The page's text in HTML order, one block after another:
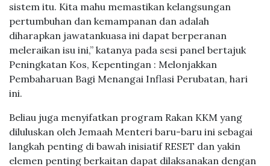
sistem itu. Kita mahu memastikan kelangsungan
pertumbuhan dan kemampanan dan adalah
diharapkan jawatankuasa ini dapat berperanan
meleraikan isu ini,” katanya pada sesi panel bertajuk
Peningkatan Kos, Kepentingan : Melonjakkan
Pembaharuan Bagi Menangai Inflasi Perubatan, hari
ini.
Beliau juga menyifatkan program Rakan KKM yang
diluluskan oleh Jemaah Menteri baru-baru ini sebagai
langkah penting di bawah inisiatif RESET dan yakin
elemen penting berkaitan dapat dilaksanakan dengan